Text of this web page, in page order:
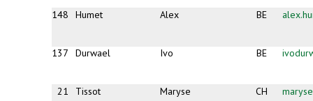
148 Humet Alex BE
137 Durwael Ivo BE
21 Tissot Maryse CH